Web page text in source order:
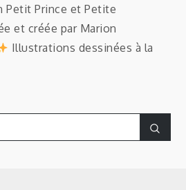
Petit Prince et Petite
et créée par Marion
Illustrations dessinées à la